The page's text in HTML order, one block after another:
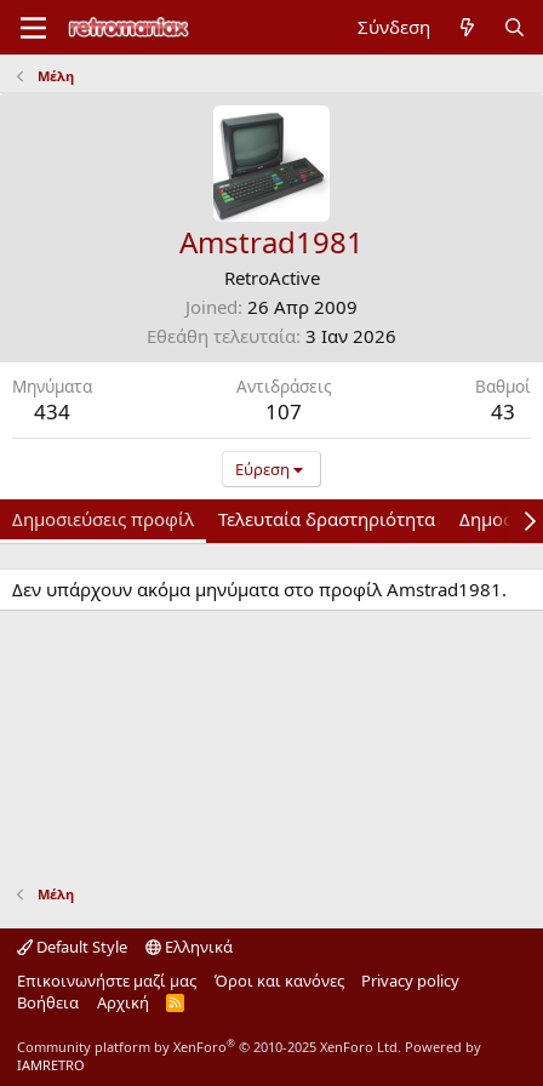
Σύνδεση
Μέλη
Amstrad1981
RetroActive
Joined 26 Απρ 2009
Εθεάθη τελευταία 3 Ιαν 2026
Μηνύματα
434
Αντιδράσεις
107
Bαθμοί
43
Εύρεση
Δημοσιεύσεις προφίλ Τελευταία δραστηριότητα
Δεν υπάρχουν ακόμα μηνύματα στο προφίλ Amstrad1981.
Μέλη
Default Style
Ελληνικά
Επικοινωνήστε μαζί μας
Όροι και κανόνες
Privacy policy
Βοήθεια
Αρχική
R
Community platform by XenForo® © 2010-2025 XenForo Ltd. Powered by
IAMRETRO